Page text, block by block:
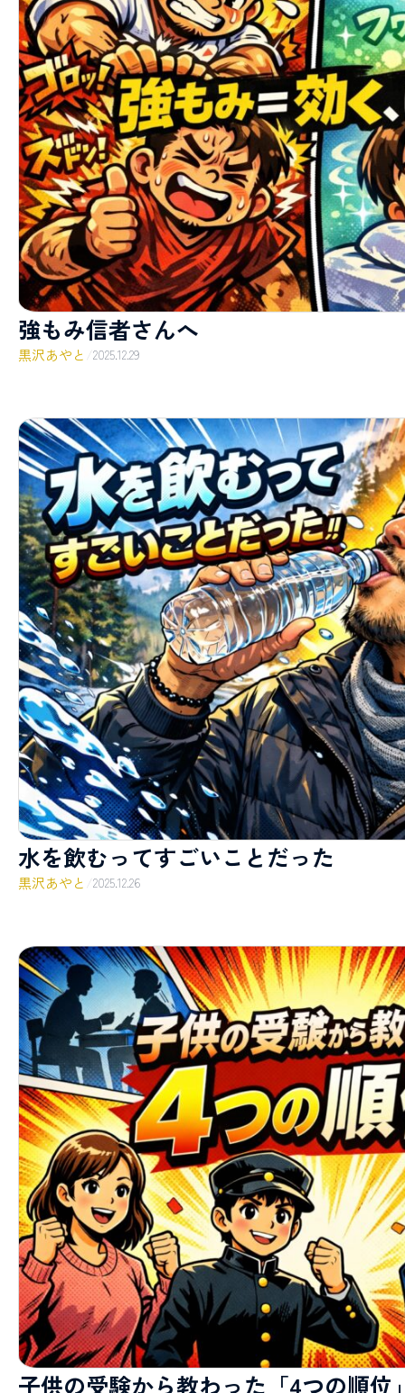
強もみ信者さんへ
黒沢あやと 2025.12.29
水を飲むってすごいことだった
黒沢あやと 2025.12.26
子供の受験から教わった「4つの順位